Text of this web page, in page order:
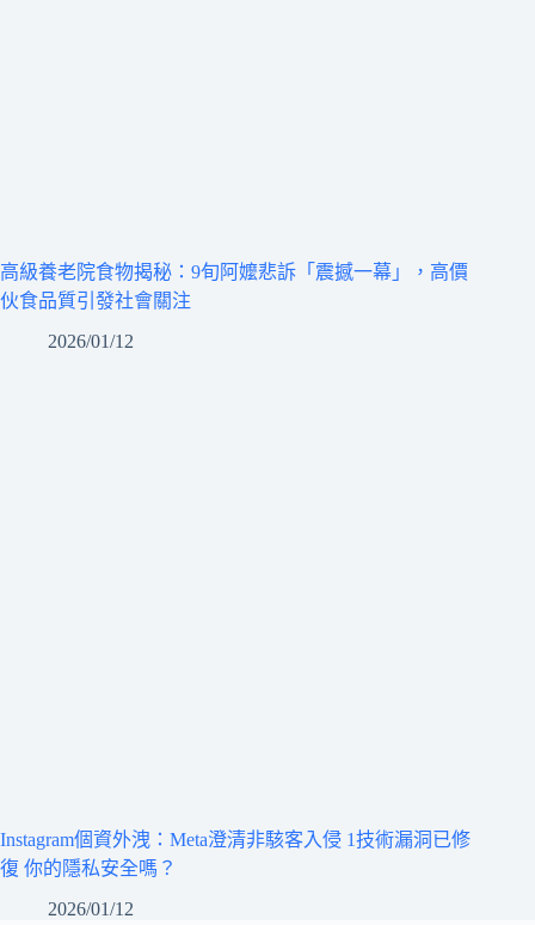
高級養老院食物揭秘：9旬阿嬤悲訴「震撼一幕」，高價
伙食品質引發社會關注
2026/01/12
Instagram個資外洩：Meta澄清非駭客入侵 1技術漏洞已修
復 你的隱私安全嗎？
2026/01/12